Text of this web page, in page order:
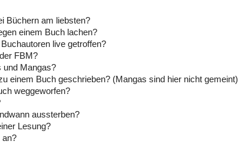
Büchern am liebsten?
einem Buch lachen?
live getroffen?
FBM?
und Mangas?
einem Buch geschrieben? (Mangas sind hier nicht gemeint)
weggeworfen?
aussterben?
Lesung?
an?